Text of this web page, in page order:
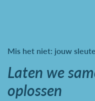
Mis het niet: jouw
Laten we
oplossen